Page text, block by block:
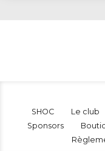
SHOC Le club
Sponsors